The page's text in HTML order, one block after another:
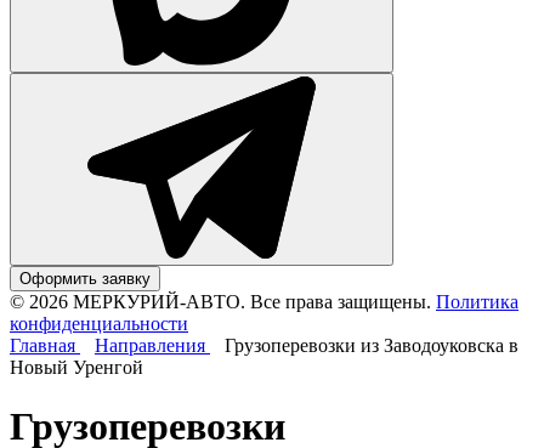
Оформить заявку
© 2026 МЕРКУРИЙ-АВТО. Все права защищены. Политика
конфиденциальности
Главная
Направления
Грузоперевозки из Заводоуковска в
Новый Уренгой
Грузоперевозки